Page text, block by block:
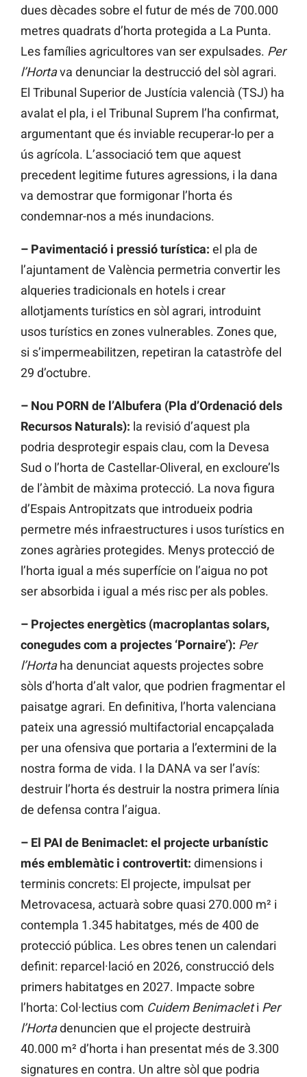
dues dècades sobre el futur de més de 700.000
metres quadrats d’horta protegida a La Punta.
Les famílies agricultores van ser expulsades. Per
l’Hortava denunciar la destrucció del sòl agrari.
El Tribunal Superior de Justícia valencià (TSJ) ha
avalat el pla, i el Tribunal Suprem l’ha confirmat,
argumentant que és inviable recuperar-lo per a
ús agrícola. L’associació tem que aquest
precedent legitime futures agressions, i la dana
va demostrar que formigonar l’horta és
condemnar-nos a més inundacions.
– Pavimentació i pressió turística: el pla de
l’ajuntament de València permetria convertir les
alqueries tradicionals en hotels i crear
allotjaments turístics en sòl agrari, introduint
usos turístics en zones vulnerables. Zones que,
si s’impermeabilitzen, repetiran la catastròfe del
29 d’octubre.
– Nou PORN de l’Albufera (Pla d’Ordenació dels
Recursos Naturals): la revisió d’aquest pla
podria desprotegir espais clau, com la Devesa
Sud o l’horta de Castellar-Oliveral, en excloure’ls
de l’àmbit de màxima protecció. La nova figura
d’Espais Antropitzats que introdueix podria
permetre més infraestructures i usos turístics en
zones agràries protegides. Menys protecció de
l’horta igual a més superfície on l’aigua no pot
ser absorbida i igual a més risc per als pobles.
– Projectes energètics (macroplantas solars,
conegudes com a projectes ‘Pornaire’): Per
l’Hortaha denunciat aquests projectes sobre
sòls d’horta d’alt valor, que podrien fragmentar el
paisatge agrari. En definitiva, l’horta valenciana
pateix una agressió multifactorial encapçalada
per una ofensiva que portaria a l’extermini de la
nostra forma de vida. I la DANA va ser l’avís:
destruir l’horta és destruir la nostra primera línia
de defensa contra l’aigua.
– El PAI de Benimaclet: el projecte urbanístic
més emblemàtic i controvertit: dimensions i
terminis concrets: El projecte, impulsat per
Metrovacesa, actuarà sobre quasi 270.000 m² i
contempla 1.345 habitatges, més de 400 de
protecció pública. Les obres tenen un calendari
definit: reparcel·lació en 2026, construcció dels
primers habitatges en 2027. Impacte sobre
l’horta: Col·lectius com Cuidem Benimacleti Per
l’Hortadenuncien que el projecte destruirà
40.000 m² d’horta i han presentat més de 3.300
signatures en contra. Un altre sòl que podria